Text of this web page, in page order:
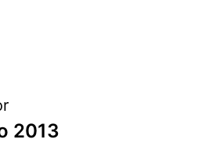
2013